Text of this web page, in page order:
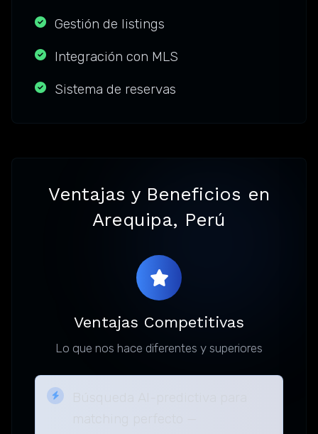
Gestión de listings
Integración con MLS
Sistema de reservas
Ventajas y Beneficios en
Arequipa, Perú
Ventajas Competitivas
Lo que nos hace diferentes y superiores